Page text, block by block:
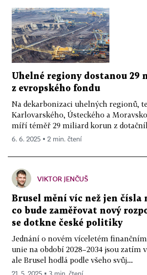
Uhelné regiony dostanou 29
z evropského fondu
Na dekarbonizaci uhelných regionů,
Karlovarského, Ústeckého a
míří téměř 29 miliard korun z
6. 6. 2025 ▪ 2 min. čtení
VIKTOR JENČUŠ
Brusel mění víc než jen čísla
co bude zaměřovat nový
se dotkne české politiky
Jednání o novém víceletém
unie na období 2028–2034 jsou zatím
ale Brusel hodlá podle všeho svůj...